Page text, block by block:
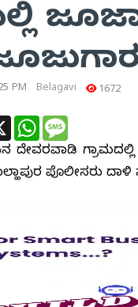
PM Belagavi 1672
X WhatsApp
ದೇವರವಾಡಿ
ಪೊಲೀಸರು